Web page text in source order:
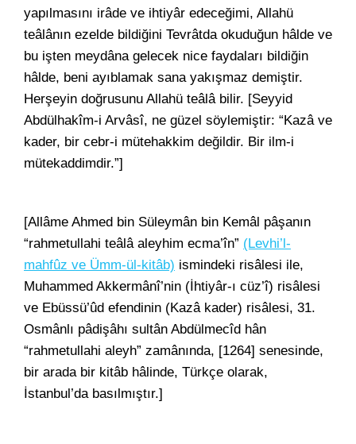
yapılmasını irâde ve ihtiyâr edeceğimi, Allahü
teâlânın ezelde bildiğini Tevrâtda okuduğun hâlde ve
bu işten meydâna gelecek nice faydaları bildiğin
hâlde, beni ayıblamak sana yakışmaz demiştir.
Herşeyin doğrusunu Allahü teâlâ bilir. [Seyyid
Abdülhakîm-i Arvâsî, ne güzel söylemiştir: “Kazâ ve
kader, bir cebr-i mütehakkim değildir. Bir ilm-i
mütekaddimdir.”]
[Allâme Ahmed bin Süleymân bin Kemâl pâşanın
“rahmetullahi teâlâ aleyhim ecma’în” (Levhi’l-
mahfûz ve Ümm-ül-kitâb) ismindeki risâlesi ile,
Muhammed Akkermânî’nin (İhtiyâr-ı cüz’î) risâlesi
ve Ebüssü’ûd efendinin (Kazâ kader) risâlesi, 31.
Osmânlı pâdişâhı sultân Abdülmecîd hân
“rahmetullahi aleyh” zamânında, [1264] senesinde,
bir arada bir kitâb hâlinde, Türkçe olarak,
İstanbul’da basılmıştır.]